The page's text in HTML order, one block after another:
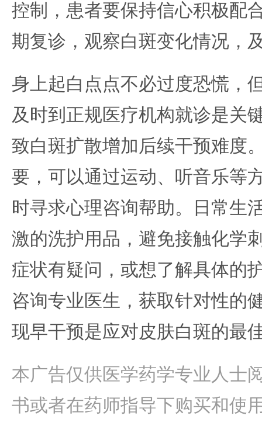
控制，患者要保持信心积极配
期复诊，观察白斑变化情况，
身上起白点点不必过度恐慌，
及时到正规医疗机构就诊是关
致白斑扩散增加后续干预难度
要，可以通过运动、听音乐等
时寻求心理咨询帮助。日常生
激的洗护用品，避免接触化学
症状有疑问，或想了解具体的
咨询专业医生，获取针对性的
现早干预是应对皮肤白斑的最
本广告仅供医学药学专业人士
书或者在药师指导下购买和使